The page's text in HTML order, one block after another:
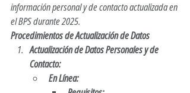
información personal y de contacto actualizada en
el BPS durante 2025.​
Procedimientos de Actualización de Datos
Actualización de Datos Personales y de
Contacto:
En Línea: